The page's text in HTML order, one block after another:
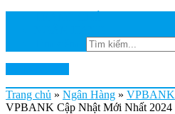
Trang chủ » Ngân Hàng » VPBANK
VPBANK Cập Nhật Mới Nhất 2024